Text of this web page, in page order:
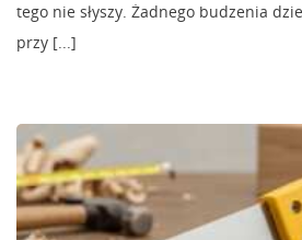
tego nie słyszy. Żadnego budzenia
przy [...]